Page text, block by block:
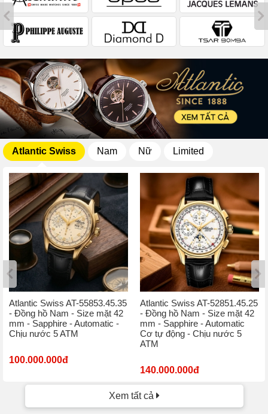
Atlantic Swiss Nam Nữ Limited
Atlantic Swiss AT-55853.45.35
- Đồng hồ Nam - Size mặt 42
mm - Sapphire - Automatic -
Chịu nước 5 ATM
100.000.000đ
Atlantic Swiss AT-52851.45.25
- Đồng hồ Nam - Size mặt 42
mm - Sapphire - Automatic
Cơ tự động - Chịu nước 5
ATM
140.000.000đ
Xem tất cả